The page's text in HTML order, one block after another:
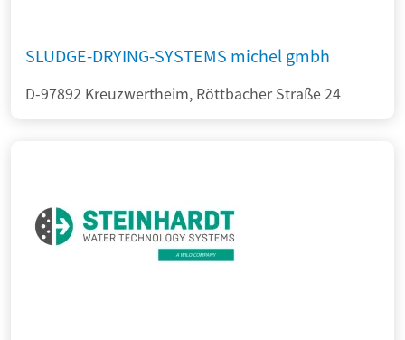
SLUDGE-DRYING-SYSTEMS michel gmbh
D-97892 Kreuzwertheim, Röttbacher Straße 24